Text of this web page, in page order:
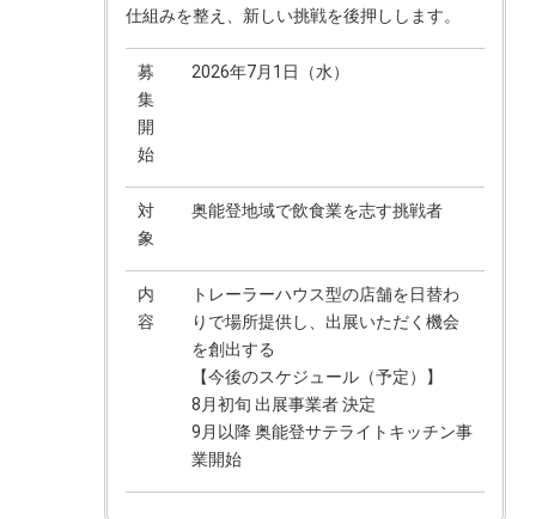
仕組みを整え、新しい挑戦を後押しします。
募
集
開
始
2026年7月1日（水）
対
象
奥能登地域で飲食業を志す挑戦者
内
容
トレーラーハウス型の店舗を日替わ
りで場所提供し、出展いただく機会
を創出する
【今後のスケジュール（予定）】
8月初旬 出展事業者 決定
9月以降 奥能登サテライトキッチン事
業開始